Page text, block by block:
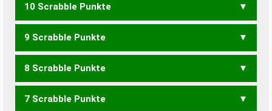
HAFF
10 Scrabble Punkte
FAHNEN HANFEN
9 Scrabble Punkte
FAHNE HAFEN ZAHNEN
8 Scrabble Punkte
FAZ FEZ FEHN HANF
7 Scrabble Punkte